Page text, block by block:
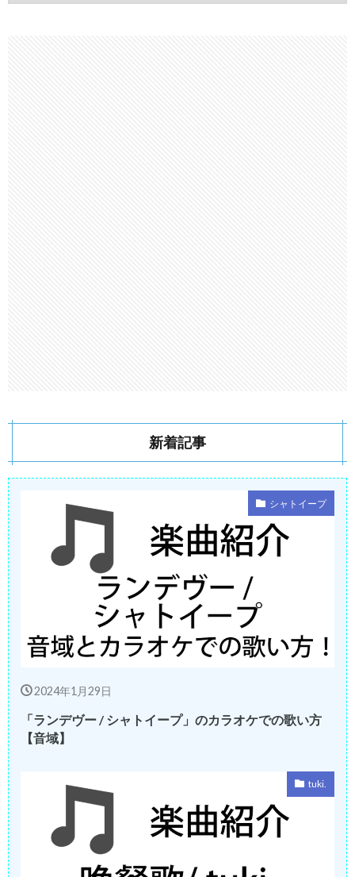
新着記事
シャトイープ
2024年1月29日
「ランデヴー / シャトイープ」のカラオケでの歌い方
【音域】
tuki.